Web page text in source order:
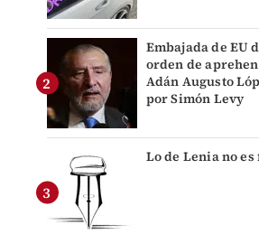
Embajada de EU
orden de
Adán Augusto
por Simón Levy
Lo de Lenia no